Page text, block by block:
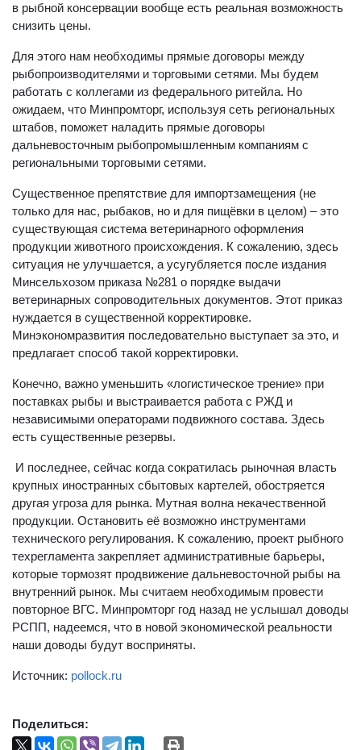
в рыбной консервации вообще есть реальная возможность
снизить цены.
Для этого нам необходимы прямые договоры между
рыбопроизводителями и торговыми сетями. Мы будем
работать с коллегами из федерального ритейла. Но
ожидаем, что Минпромторг, используя сеть региональных
штабов, поможет наладить прямые договоры
дальневосточным рыбопромышленным компаниям с
региональными торговыми сетями.
Существенное препятствие для импортзамещения (не
только для нас, рыбаков, но и для пищёвки в целом) – это
существующая система ветеринарного оформления
продукции животного происхождения. К сожалению, здесь
ситуация не улучшается, а усугубляется после издания
Минсельхозом приказа №281 о порядке выдачи
ветеринарных сопроводительных документов. Этот приказ
нуждается в существенной корректировке.
Минэкономразвития последовательно выступает за это, и
предлагает способ такой корректировки.
Конечно, важно уменьшить «логистическое трение» при
поставках рыбы и выстраивается работа с РЖД и
независимыми операторами подвижного состава. Здесь
есть существенные резервы.
И последнее, сейчас когда сократилась рыночная власть
крупных иностранных сбытовых картелей, обостряется
другая угроза для рынка. Мутная волна некачественной
продукции. Остановить её возможно инструментами
технического регулирования. К сожалению, проект рыбного
техрегламента закрепляет административные барьеры,
которые тормозят продвижение дальневосточной рыбы на
внутренний рынок. Мы считаем необходимым провести
повторное ВГС. Минпромторг год назад не услышал доводы
РСПП, надеемся, что в новой экономической реальности
наши доводы будут восприняты.
Источник: pollock.ru
Поделиться: